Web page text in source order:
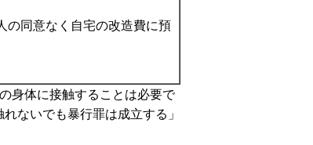
の同意なく自宅の改造費に預
身体に接触することは必要で
ないでも暴行罪は成立する」